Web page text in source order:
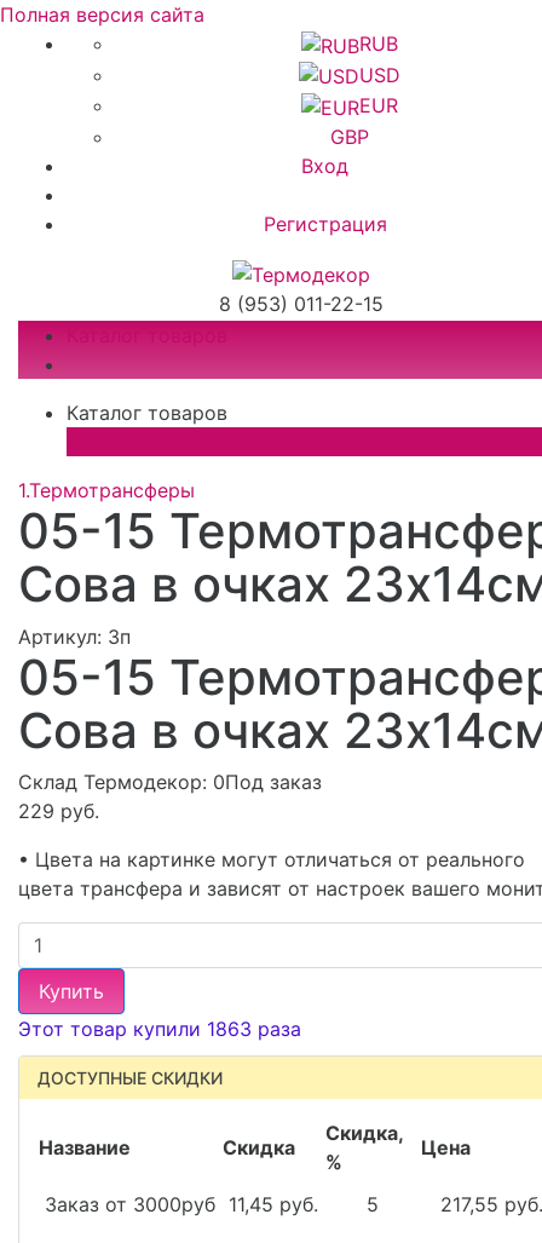
Полная версия сайта
RUB
USD
EUR
GBP
Вход
Регистрация
8 (953) 011-22-15
Каталог товаров
1.Термотрансферы
05-15
Сова в очках
Артикул: 3п
05-15
Сова в очках
Склад Термодекор: 0Под заказ
229 руб.
• Цвета на картинке могут отличаться от реального
цвета трансфера и зависят от настроек вашего
Купить
Этот товар купили 1863 раза
ДОСТУПНЫЕ СКИДКИ
Название Скидка
Скидка,
%
Цена
Заказ от 3000руб 11,45 руб. 5 217,55 руб.